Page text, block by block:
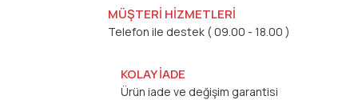
MÜŞTERİ HİZMETLERİ
Telefon ile destek ( 09.00 - 18.00 )
KOLAY İADE
Ürün iade ve değişim garantisi